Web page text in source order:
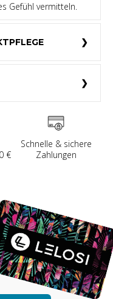
Gefühl vermitteln.
€
Schnelle & sichere
Zahlungen